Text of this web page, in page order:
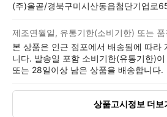
(주)올곧/경북구미시산동읍첨단기업로
제조연월일, 유통기한(소비기한) 또는
본 상품은 인근 점포에서 배송됨에 따라
니다. 발송일 포함 소비기한(유통기한)
또는 28일이상 남은 상품을 배송합니다.
상품고시정보 더보